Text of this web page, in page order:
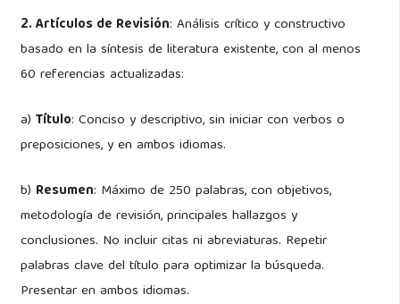
2. Artículos de Revisión: Análisis crítico y constructivo
basado en la síntesis de literatura existente, con al menos
60 referencias actualizadas:
a) Título: Conciso y descriptivo, sin iniciar con verbos o
preposiciones, y en ambos idiomas.
b) Resumen: Máximo de 250 palabras, con objetivos,
metodología de revisión, principales hallazgos y
conclusiones. No incluir citas ni abreviaturas. Repetir
palabras clave del título para optimizar la búsqueda.
Presentar en ambos idiomas.